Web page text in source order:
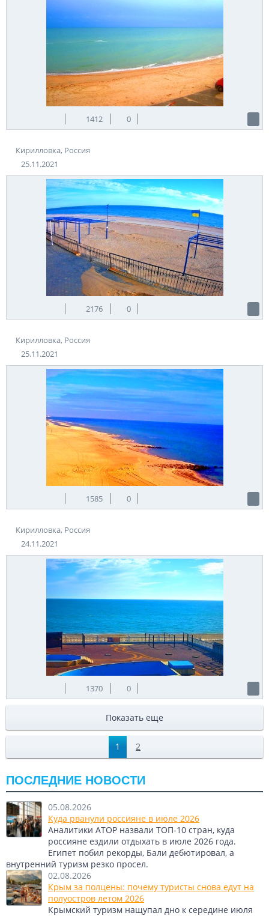
1412 0
Кирилловка, Россия
25.11.2021
2176 0
Кирилловка, Россия
25.11.2021
1585 0
Кирилловка, Россия
24.11.2021
1370 0
Показать еще
1 2
ПОСЛЕДНИЕ НОВОСТИ
05.08.2026
Куда рванули россияне в июле 2026
Аналитики АТОР назвали ТОП-10 стран, куда
россияне ездили отдыхать в июле 2026 года.
Египет побил рекорды, Бали дебютировал, а
внутренний туризм резко просел.
02.08.2026
Крым за полцены: почему туристы снова едут на
полуостров летом 2026
Крымский туризм нащупал дно к середине июля